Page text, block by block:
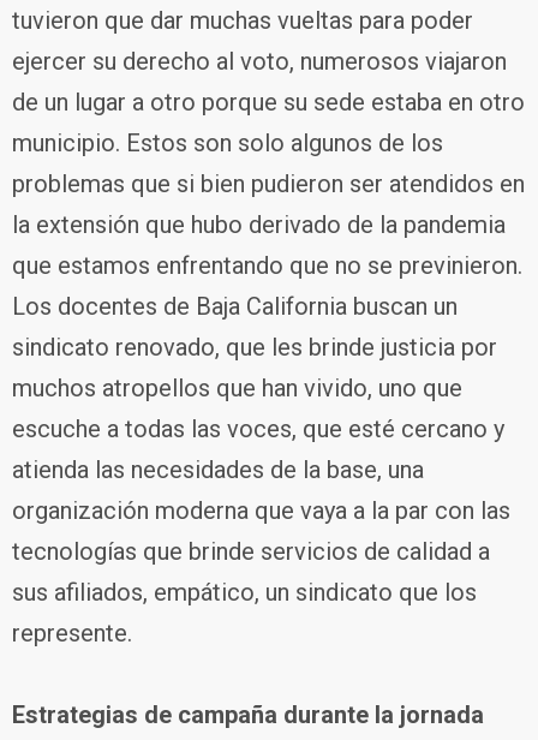
tuvieron que dar muchas vueltas para poder
ejercer su derecho al voto, numerosos viajaron
de un lugar a otro porque su sede estaba en otro
municipio. Estos son solo algunos de los
problemas que si bien pudieron ser atendidos en
la extensión que hubo derivado de la pandemia
que estamos enfrentando que no se previnieron.
Los docentes de Baja California buscan un
sindicato renovado, que les brinde justicia por
muchos atropellos que han vivido, uno que
escuche a todas las voces, que esté cercano y
atienda las necesidades de la base, una
organización moderna que vaya a la par con las
tecnologías que brinde servicios de calidad a
sus afiliados, empático, un sindicato que los
represente.
Estrategias de campaña durante la jornada